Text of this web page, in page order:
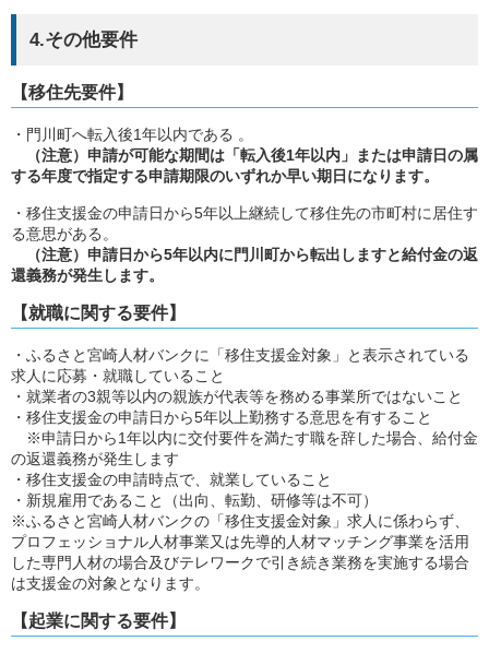
4.その他要件
【移住先要件】
・門川町へ転入後1年以内である 。
（注意）申請が可能な期間は「転入後1年以内」または申請日の属
する年度で指定する申請期限のいずれか早い期日になります。
・移住支援金の申請日から5年以上継続して移住先の市町村に居住す
る意思がある。
（注意） 申請日から5年以内に門川町から転出しますと給付金の返
還義務が発生します。
【就職に関する要件】
・ふるさと宮崎人材バンクに「移住支援金対象」と表示されている
求人に応募・就職していること
・就業者の3親等以内の親族が代表等を務める事業所ではないこと
・移住支援金の申請日から5年以上勤務する意思を有すること
※申請日から1年以内に交付要件を満たす職を辞した場合、給付金
の返還義務が発生します
・移住支援金の申請時点で、就業していること
・新規雇用であること（出向、転勤、研修等は不可）
※ふるさと宮崎人材バンクの「移住支援金対象」求人に係わらず、
プロフェッショナル人材事業又は先導的人材マッチング事業を活用
した専門人材の場合及びテレワークで引き続き業務を実施する場合
は支援金の対象となります。
【起業に関する要件】